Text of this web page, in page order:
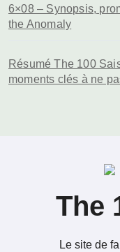
6×08 – Synopsis,
the Anomaly
Résumé The 100
moments clés à ne
The
Le site de